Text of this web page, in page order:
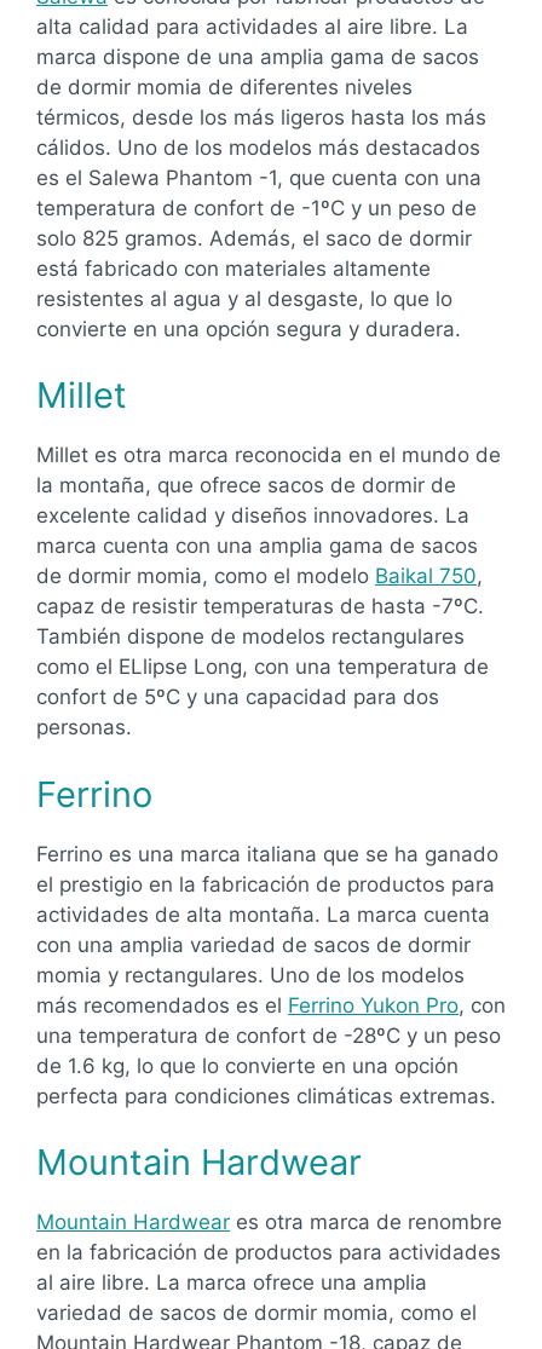
alta calidad para actividades al aire libre. La
marca dispone de una amplia gama de sacos
de dormir momia de diferentes niveles
térmicos, desde los más ligeros hasta los más
cálidos. Uno de los modelos más destacados
es el Salewa Phantom -1, que cuenta con una
temperatura de confort de -1ºC y un peso de
solo 825 gramos. Además, el saco de dormir
está fabricado con materiales altamente
resistentes al agua y al desgaste, lo que lo
convierte en una opción segura y duradera.
Millet
Millet es otra marca reconocida en el mundo de
la montaña, que ofrece sacos de dormir de
excelente calidad y diseños innovadores. La
marca cuenta con una amplia gama de sacos
de dormir momia, como el modelo Baikal 750,
capaz de resistir temperaturas de hasta -7ºC.
También dispone de modelos rectangulares
como el ELlipse Long, con una temperatura de
confort de 5ºC y una capacidad para dos
personas.
Ferrino
Ferrino es una marca italiana que se ha ganado
el prestigio en la fabricación de productos para
actividades de alta montaña. La marca cuenta
con una amplia variedad de sacos de dormir
momia y rectangulares. Uno de los modelos
más recomendados es el Ferrino Yukon Pro, con
una temperatura de confort de -28ºC y un peso
de 1.6 kg, lo que lo convierte en una opción
perfecta para condiciones climáticas extremas.
Mountain Hardwear
Mountain Hardwear es otra marca de renombre
en la fabricación de productos para actividades
al aire libre. La marca ofrece una amplia
variedad de sacos de dormir momia, como el
Mountain Hardwear Phantom -18, capaz de